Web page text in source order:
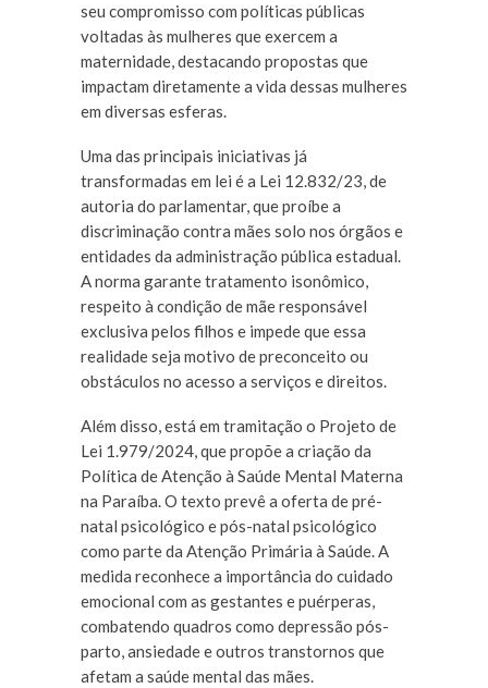
seu compromisso com políticas públicas
voltadas às mulheres que exercem a
maternidade, destacando propostas que
impactam diretamente a vida dessas mulheres
em diversas esferas.
Uma das principais iniciativas já
transformadas em lei é a Lei 12.832/23, de
autoria do parlamentar, que proíbe a
discriminação contra mães solo nos órgãos e
entidades da administração pública estadual.
A norma garante tratamento isonômico,
respeito à condição de mãe responsável
exclusiva pelos filhos e impede que essa
realidade seja motivo de preconceito ou
obstáculos no acesso a serviços e direitos.
Além disso, está em tramitação o Projeto de
Lei 1.979/2024, que propõe a criação da
Política de Atenção à Saúde Mental Materna
na Paraíba. O texto prevê a oferta de pré-
natal psicológico e pós-natal psicológico
como parte da Atenção Primária à Saúde. A
medida reconhece a importância do cuidado
emocional com as gestantes e puérperas,
combatendo quadros como depressão pós-
parto, ansiedade e outros transtornos que
afetam a saúde mental das mães.